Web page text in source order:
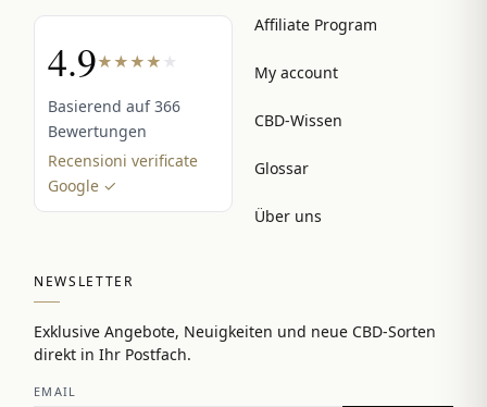
4.9★★★★ ★
Basierend auf 366
Bewertungen
Recensioni verificate
Google ✓
Affiliate Program
My account
CBD-Wissen
Glossar
Über uns
NEWSLETTER
Exklusive Angebote, Neuigkeiten und neue CBD-Sorten
direkt in Ihr Postfach.
EMAIL